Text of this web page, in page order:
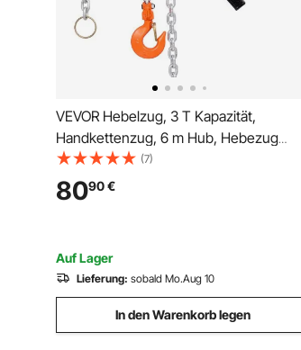
VEVOR Hebelzug, 3 T Kapazität,
Handkettenzug, 6 m Hub, Hebezug
G80-Legierungsstahlkette mit
mechanischer
Doppelsperrklinkenbremse, 360°
(7)
8090€
Auf Lager
Lieferung: sobald Mo.Aug 10
In den Warenkorb legen